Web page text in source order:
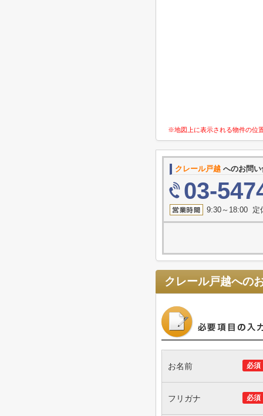
※地図上に表示される物件の位
クレール戸越 へのお問
03-
9:30～18:00 定
クレール戸越への
必須
お名前
必須
フリガナ